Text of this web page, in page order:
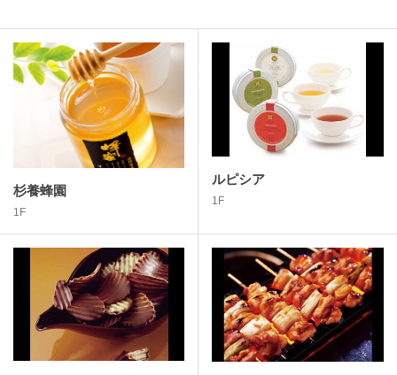
杉養蜂園
1F
ルピシア
1F